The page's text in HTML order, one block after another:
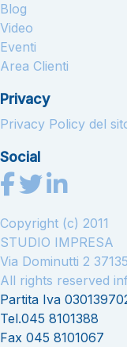
Blog
Video
Eventi
Area Clienti
Privacy
Privacy Policy del
Social
Copyright (c) 2011
STUDIO IMPRESA
Via Dominutti 2
All rights reserved
Partita Iva
Tel.045 8101388
Fax 045 8101067